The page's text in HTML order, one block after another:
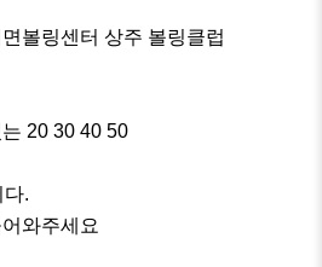
볼링센터 상주 볼링클럽
20 30 40 50
다.
와주세요